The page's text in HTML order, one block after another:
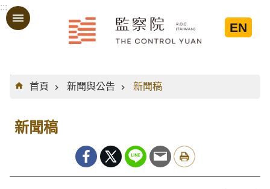
跳到主要內容區塊
:::
EN
:::
首頁
新聞與公告 新聞稿
新聞稿